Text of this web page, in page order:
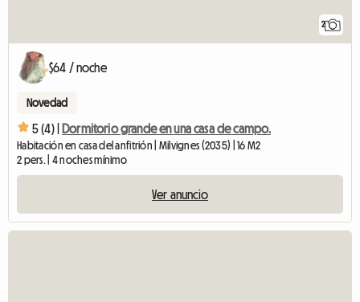
2
$64 / noche
Novedad
5 (4) | Dormitorio grande en una casa de campo.
Habitación en casa del anfitrión | Milvignes (2035) | 16 M2
2 pers. | 4 noches mínimo
Ver anuncio